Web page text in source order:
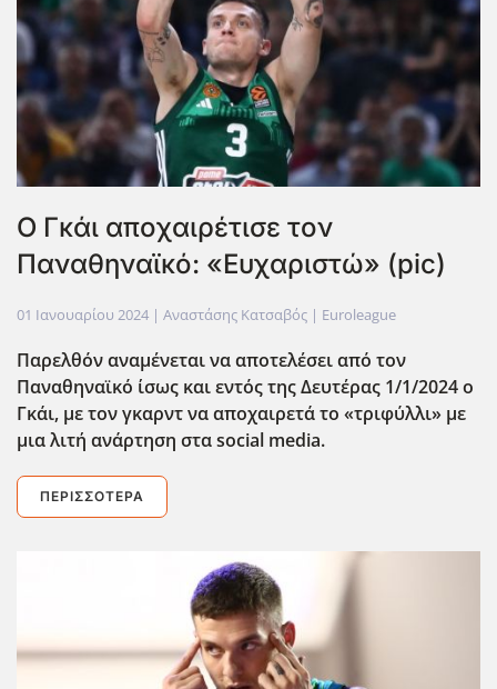
Ο Γκάι αποχαιρέτισε τον
Παναθηναϊκό: «Ευχαριστώ» (pic)
01 Ιανουαρίου 2024 | Αναστάσης Κατσαβός | Euroleague
Παρελθόν αναμένεται να αποτελέσει από τον
Παναθηναϊκό ίσως και εντός της Δευτέρας 1/1/2024 ο
Γκάι, με τον γκαρντ να αποχαιρετά το «τριφύλλι» με
μια λιτή ανάρτηση στα social media.
ΠΕΡΙΣΣΌΤΕΡΑ